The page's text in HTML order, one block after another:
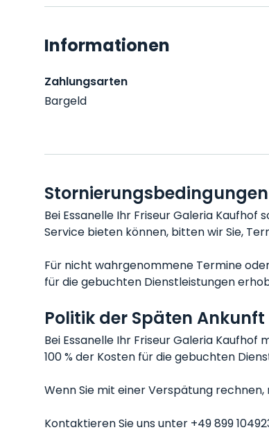
Informationen
Zahlungsarten
Bargeld
Stornierungsbedingungen
Bei Essanelle Ihr Friseur Galeria Kaufhof
Service bieten können, bitten wir Sie,
Für nicht wahrgenommene Termine
für die gebuchten Dienstleistungen
Politik der Späten Ankunft
Bei Essanelle Ihr Friseur Galeria
100 % der Kosten für die gebuchten
Wenn Sie mit einer Verspätung
Kontaktieren Sie uns unter +49 899